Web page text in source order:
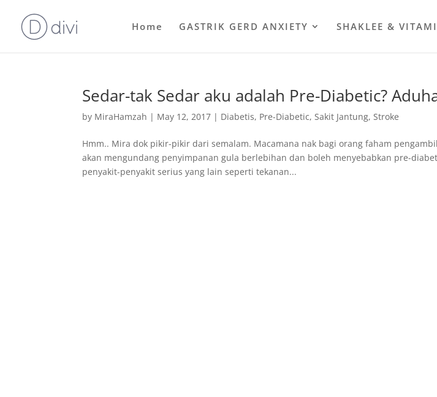
Home GASTRIK GERD ANXIETY SHAKLEE &
Sedar-tak Sedar aku adalah Pre-Diabetic?
by MiraHamzah | May 12, 2017 | Diabetis, Pre-Diabetic,Sakit Jantung,Stroke
Hmm.. Mira dok pikir-pikir dari semalam. Macamana nak bagi orang faham
akan mengundang penyimpanan gula berlebihan dan boleh menyebabkan pre-
penyakit-penyakit serius yang lain seperti tekanan...